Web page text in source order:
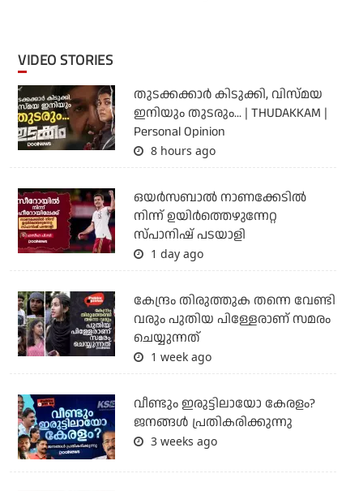
VIDEO STORIES
തുടക്കക്കാര്‍ കിടുക്കി, വിസ്മയ
ഇനിയും തുടരും... | THUDAKKAM |
Personal Opinion
8 hours ago
ഒയര്‍സബാൽ നാണക്കേടിൽ
നിന്ന് ഉയിർത്തെഴുന്നേറ്റ
സ്പാനിഷ് പടയാളി
1 day ago
കേന്ദ്രം തിരുത്തുക തന്നെ വേണ്ടി
വരും പുതിയ പിള്ളേരാണ് സമരം
ചെയ്യുന്നത്
1 week ago
വീണ്ടും ഇരുട്ടിലായോ കേരളം?
ജനങ്ങൾ പ്രതികരിക്കുന്നു
3 weeks ago